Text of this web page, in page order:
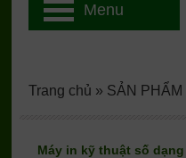
Máy in kỹ thuật số dạng
Trang chủ » SẢN PHẨM
Menu